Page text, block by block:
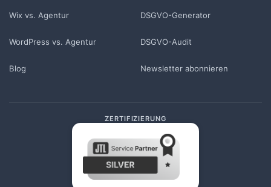
Wix vs. Agentur
WordPress vs. Agentur
Blog
DSGVO-Generator
DSGVO-Audit
Newsletter abonnieren
ZERTIFIZIERUNG